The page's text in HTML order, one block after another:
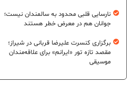
نارسایی قلبی محدود به سالمندان نیست؛
جوانان هم در معرض خطر هستند
برگزاری کنسرت علیرضا قربانی در شیراز؛
مقصد تازه تور «ایرانم» برای علاقه‌مندان
موسیقی